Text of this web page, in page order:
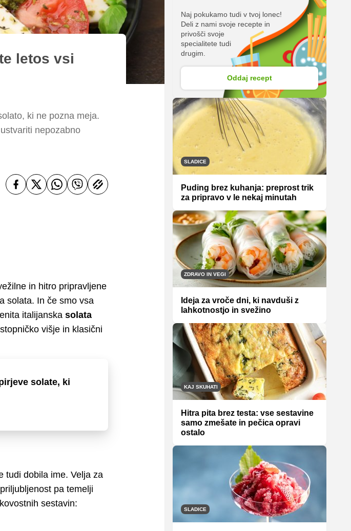
letos vsi
ki ne pozna meja.
nepozabno
in hitro pripravljene
solata. In če smo vsa
italijanska solata
višje in klasični
solate, ki
tudi dobila ime. Velja za
pa temelji
sestavin:
Naj pokukamo tudi v tvoj lonec!
Deli z nami svoje recepte in
privošči svoje
specialitete tudi
drugim.
Oddaj recept
SLADICE
Puding brez kuhanja: preprost trik
za pripravo v le nekaj minutah
ZDRAVO IN VEGI
Ideja za vroče dni, ki navduši z
lahkotnostjo in svežino
KAJ SKUHATI
Hitra pita brez testa: vse sestavine
samo zmešate in pečica opravi
ostalo
SLADICE